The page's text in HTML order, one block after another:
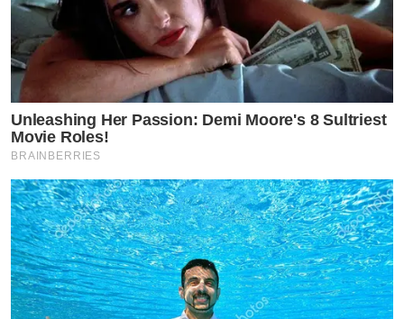
Unleashing Her Passion: Demi Moore's 8 Sultriest
Movie Roles!
BRAINBERRIES